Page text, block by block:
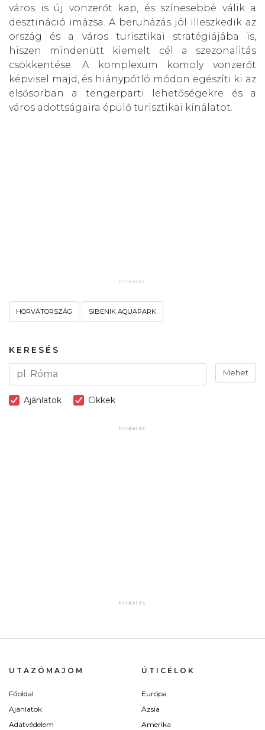
város is új vonzerőt kap, és színesebbé válik a
desztináció imázsa. A beruházás jól illeszkedik az
ország és a város turisztikai stratégiájába is,
hiszen mindenütt kiemelt cél a szezonalitás
csökkentése. A komplexum komoly vonzerőt
képvisel majd, és hiánypótló módon egészíti ki az
elsősorban a tengerparti lehetőségekre és a
város adottságaira épülő turisztikai kínálatot.
HORVÁTORSZÁG SIBENIK AQUAPARK
KERESÉS
Mehet
Ajánlatok Cikkek
UTAZÓMAJOM
Főoldal
Ajánlatok
Adatvédelem
ÚTICÉLOK
Európa
Ázsia
Amerika